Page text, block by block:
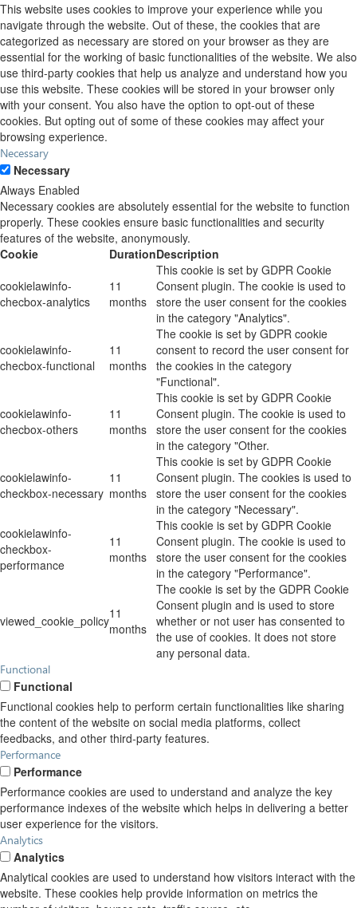
This website uses cookies to improve your experience while you
navigate through the website. Out of these, the cookies that are
categorized as necessary are stored on your browser as they are
essential for the working of basic functionalities of the website. We also
use third-party cookies that help us analyze and understand how you
use this website. These cookies will be stored in your browser only
with your consent. You also have the option to opt-out of these
cookies. But opting out of some of these cookies may affect your
browsing experience.
Necessary
Necessary
Always Enabled
Necessary cookies are absolutely essential for the website to function
properly. These cookies ensure basic functionalities and security
features of the website, anonymously.
Cookie
DurationDescription
cookielawinfo-
checbox-analytics
11
months
This cookie is set by GDPR Cookie
Consent plugin. The cookie is used to
store the user consent for the cookies
in the category "Analytics".
cookielawinfo-
checbox-functional
11
months
The cookie is set by GDPR cookie
consent to record the user consent for
the cookies in the category
"Functional".
cookielawinfo-
checbox-others
11
months
This cookie is set by GDPR Cookie
Consent plugin. The cookie is used to
store the user consent for the cookies
in the category "Other.
cookielawinfo-
checkbox-necessary
11
months
This cookie is set by GDPR Cookie
Consent plugin. The cookies is used to
store the user consent for the cookies
in the category "Necessary".
cookielawinfo-
checkbox-
performance
11
months
This cookie is set by GDPR Cookie
Consent plugin. The cookie is used to
store the user consent for the cookies
in the category "Performance".
viewed_cookie_policy11
months
The cookie is set by the GDPR Cookie
Consent plugin and is used to store
whether or not user has consented to
the use of cookies. It does not store
any personal data.
Functional
Functional
Functional cookies help to perform certain functionalities like sharing
the content of the website on social media platforms, collect
feedbacks, and other third-party features.
Performance
Performance
Performance cookies are used to understand and analyze the key
performance indexes of the website which helps in delivering a better
user experience for the visitors.
Analytics
Analytics
Analytical cookies are used to understand how visitors interact with the
website. These cookies help provide information on metrics the